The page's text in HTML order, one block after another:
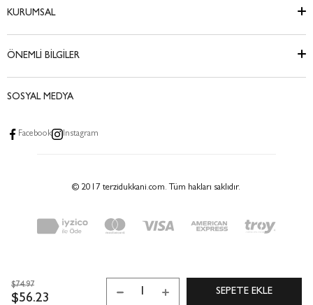
$74.97
$56.23
KURUMSAL
ÖNEMLİ BİLGİLER
SOSYAL MEDYA
Facebook Instagram
© 2017 terzidukkani.com. Tüm hakları saklıdır.